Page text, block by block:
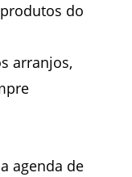
do
arranjos,
agenda de